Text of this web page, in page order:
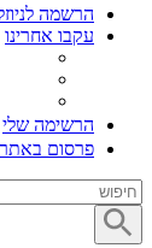
הרשמה
עקבו אחרינו
הרשימה שלי
פרסום באתר